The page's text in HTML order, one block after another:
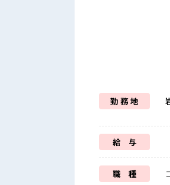
勤 務 地
給 与
職 種